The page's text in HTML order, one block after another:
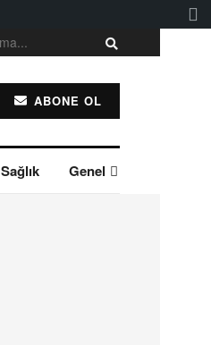
ABONE OL
Sağlık Genel